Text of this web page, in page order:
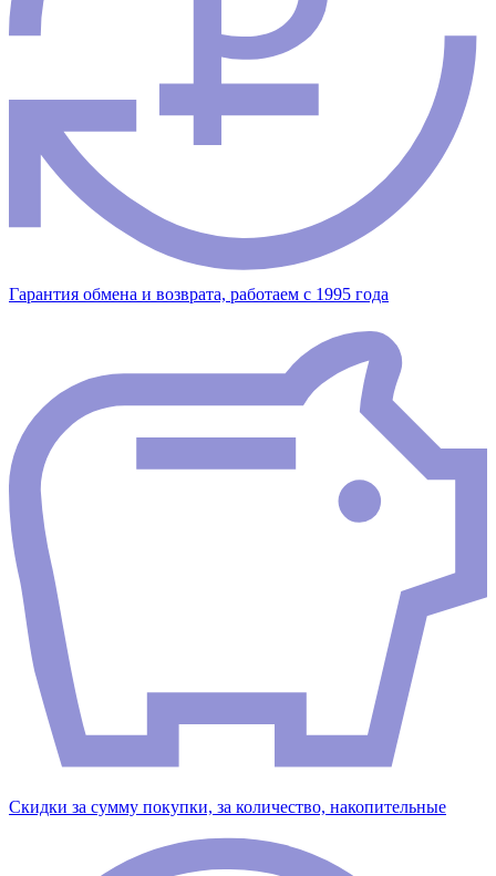
Гарантия обмена и возврата, работаем с 1995 года
Скидки за сумму покупки, за количество, накопительные